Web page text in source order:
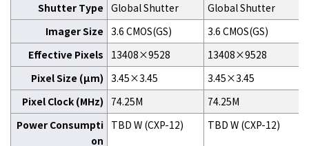
Shutter Type Global Shutter
Global Shutter
Imager Size 3.6 CMOS(GS)
3.6 CMOS(GS)
Effective Pixels
13408×9528
13408×9528
Pixel Size (μm) 3.45×3.45
3.45×3.45
Pixel Clock (MHz)
74.25M
74.25M
Power Consumpti
on
TBD W (CXP-12) TBD W (CXP-12)